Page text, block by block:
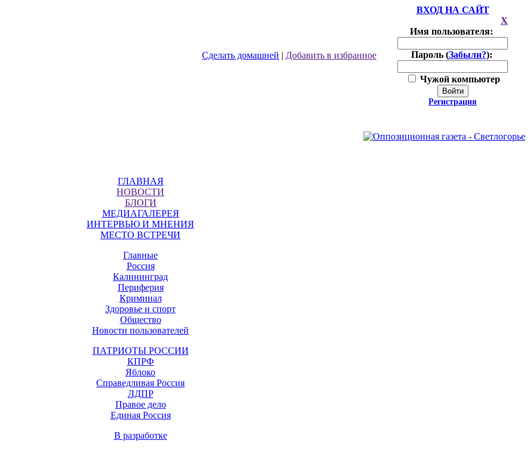
Сделать домашней | Добавить в избранное
ВХОД НА САЙТ
X
Имя пользователя:
Пароль (Забыли?):
Чужой компьютер
Войти
Регистрация
ГЛАВНАЯ
НОВОСТИ
БЛОГИ
МЕДИАГАЛЕРЕЯ
ИНТЕРВЬЮ И МНЕНИЯ
МЕСТО ВСТРЕЧИ
Главные
Россия
Калининград
Периферия
Криминал
Здоровье и спорт
Общество
Новости пользователей
ПАТРИОТЫ РОССИИ
КПРФ
Яблоко
Справедливая Россия
ЛДПР
Правое дело
Единая Россия
В разработке